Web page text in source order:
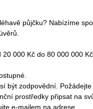
půjčku? Nabízíme
000 Kč do 80 000 000
být zodpovědní.
prostředky připsat na
e-mailem na adrese